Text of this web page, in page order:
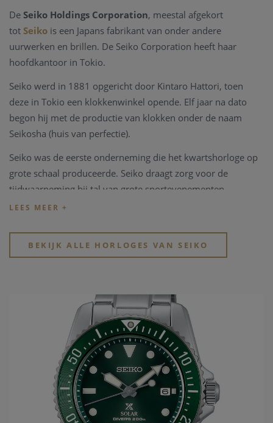
De Seiko Holdings Corporation, meestal afgekort
tot Seiko is een Japans fabrikant van onder andere
uurwerken en brillen. De Seiko Corporation heeft haar
hoofdkantoor in Tokio.
Seiko werd in 1881 opgericht door Kintaro Hattori, toen
deze in Tokio een klokkenwinkel opende. Elf jaar na dato
begon hij met de productie van klokken onder de naam
Seikosha (huis van perfectie).
Seiko was de eerste onderneming die het kwartshorloge op
grote schaal produceerde. Seiko draagt zorg voor de
tijdwaarneming bij tal van grote sportevenementen
waaronder de Olympische Spelen, de WK Atletiek en het WK
Seiko maakt ondertussen bekendheid met de collecties
Prospex, Presage en Seiko 5.
BEKIJK ALLE HORLOGES VAN SEIKO